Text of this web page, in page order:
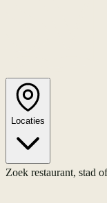
Locaties
Zoek restaurant, stad